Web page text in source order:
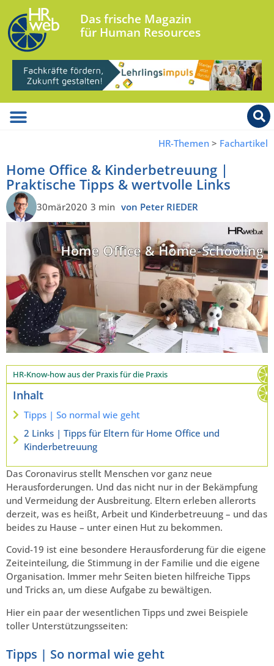
Das frische Magazin
für Human Resources
HR-Themen > Fachartikel
Home Office & Kinderbetreuung |
Praktische Tipps & wertvolle Links
30mär2020 3 min von Peter RIEDER
HR-Know-how aus der Praxis für die Praxis
Inhalt
Tipps | So normal wie geht
2 Links | Tipps für Eltern für Home Office und
Kinderbetreuung
Das Coronavirus stellt Menschen vor ganz neue
Herausforderungen. Und das nicht nur in der Bekämpfung
und Vermeidung der Ausbreitung. Eltern erleben allerorts
derzeit, was es heißt, Arbeit und Kinderbetreuung – und das
beides zu Hause – unter einen Hut zu bekommen.
Covid-19 ist eine besondere Herausforderung für die eigene
Zeiteinteilung, die Stimmung in der Familie und die eigene
Organisation. Immer mehr Seiten bieten hilfreiche Tipps
und Tricks an, um diese Aufgabe zu bewältigen.
Hier ein paar der wesentlichen Tipps und zwei Beispiele
toller Unterstützungsseiten:
Tipps | So normal wie geht